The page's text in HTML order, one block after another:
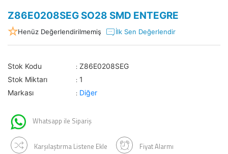
Z86E0208SEG SO28 SMD ENTEGRE
Henüz Değerlendirilmemiş İlk Sen Değerlendir
Stok Kodu : Z86E0208SEG
Stok Miktarı
: 1
Markası
: Diğer
Whatsapp ile Sipariş
Karşılaştırma Listene Ekle Fiyat Alarmı